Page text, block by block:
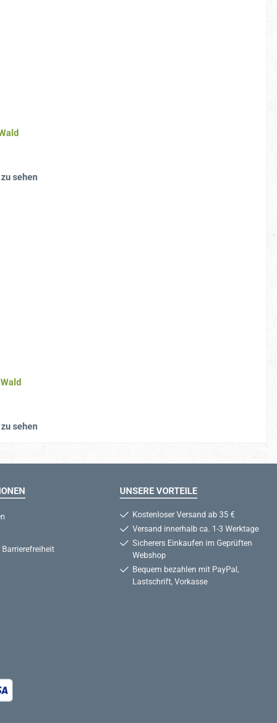
sehen
sehen
UNSERE VORTEILE
Kostenloser Versand ab 35 €
Versand innerhalb ca. 1-3 Werktage
Sicherers Einkaufen im Geprüften
Webshop
Bequem bezahlen mit PayPal,
Lastschrift, Vorkasse